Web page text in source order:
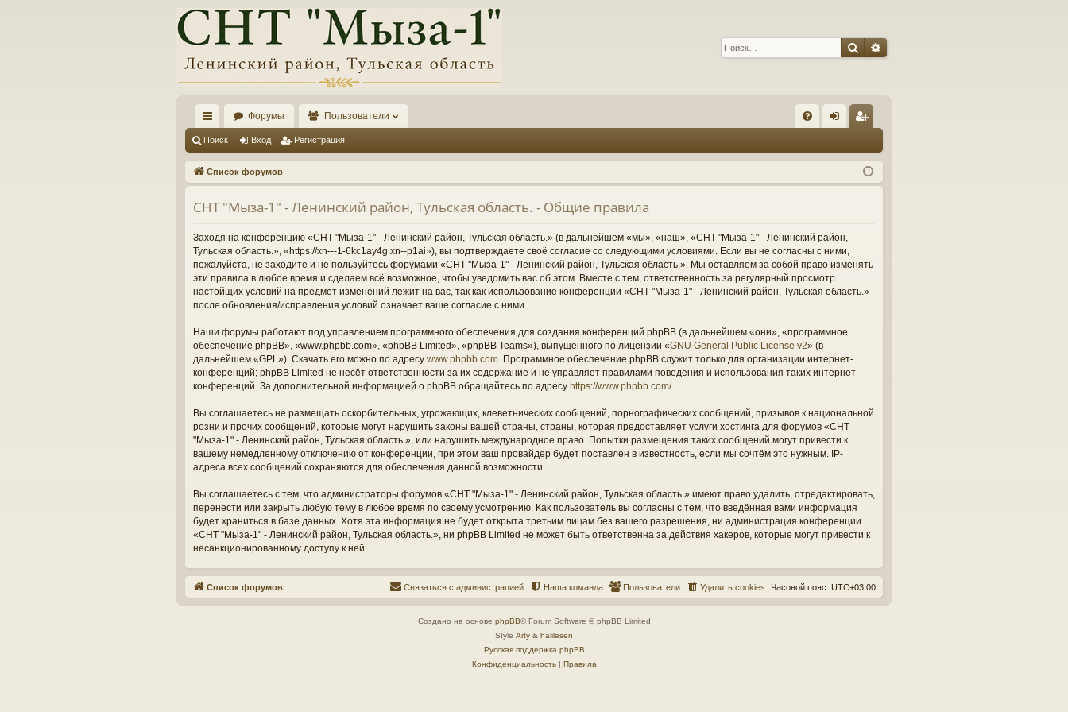
ПоискРасширенный поиск
с
ы
лк
и
Форумы Пользователи
Q д ис
тр
Поиск Вход Регистрация
Список форумов
СНТ "Мыза-1" - Ленинский район, Тульская область. - Общие правила
Заходя на конференцию «СНТ "Мыза-1" - Ленинский район, Тульская область.» (в дальнейшем «мы», «наш», «СНТ "Мыза-1" - Ленинский район,
Тульская область.», «https://xn---1-6kc1ay4g.xn--p1ai»), вы подтверждаете своё согласие со следующими условиями. Если вы не согласны с ними,
пожалуйста, не заходите и не пользуйтесь форумами «СНТ "Мыза-1" - Ленинский район, Тульская область.». Мы оставляем за собой право изменять
эти правила в любое время и сделаем всё возможное, чтобы уведомить вас об этом. Вместе с тем, ответственность за регулярный просмотр
настойщих условий на предмет изменений лежит на вас, так как использование конференции «СНТ "Мыза-1" - Ленинский район, Тульская область.»
после обновления/исправления условий означает ваше согласие с ними.
Наши форумы работают под управлением программного обеспечения для создания конференций phpBB (в дальнейшем «они», «программное
обеспечение phpBB», «www.phpbb.com», «phpBB Limited», «phpBB Teams»), выпущенного по лицензии «GNU General Public License v2» (в
дальнейшем «GPL»). Скачать его можно по адресу www.phpbb.com . Программное обеспечение phpBB служит только для организации интернет-
конференций; phpBB Limited не несёт ответственности за их содержание и не управляет правилами поведения и использования таких интернет-
конференций. За дополнительной информацией о phpBB обращайтесь по адресу https://www.phpbb.com/.
Вы соглашаетесь не размещать оскорбительных, угрожающих, клеветнических сообщений, порнографических сообщений, призывов к национальной
розни и прочих сообщений, которые могут нарушить законы вашей страны, страны, которая предоставляет услуги хостинга для форумов «СНТ
"Мыза-1" - Ленинский район, Тульская область.», или нарушить международное право. Попытки размещения таких сообщений могут привести к
вашему немедленному отключению от конференции, при этом ваш провайдер будет поставлен в известность, если мы сочтём это нужным. IP-
адреса всех сообщений сохраняются для обеспечения данной возможности.
Вы соглашаетесь с тем, что администраторы форумов «СНТ "Мыза-1" - Ленинский район, Тульская область.» имеют право удалить, отредактировать,
перенести или закрыть любую тему в любое время по своему усмотрению. Как пользователь вы согласны с тем, что введённая вами информация
будет храниться в базе данных. Хотя эта информация не будет открыта третьим лицам без вашего разрешения, ни администрация конференции
«СНТ "Мыза-1" - Ленинский район, Тульская область.», ни phpBB Limited не может быть ответственна за действия хакеров, которые могут привести к
несанкционированному доступу к ней.
Список форумов Часовой пояс: UTC+03:00
Удалить cookies
Пользователи
Наша команда
Связаться с администрацией
Создано на основе phpBB® Forum Software © phpBB Limited
Style Arty & halilesen
Русская поддержка phpBB
Конфиденциальность| Правила